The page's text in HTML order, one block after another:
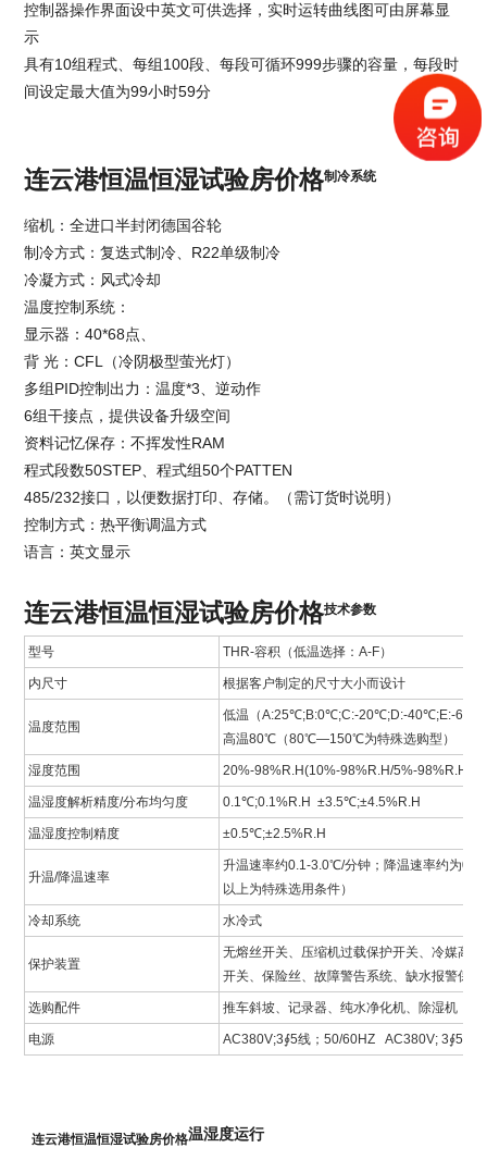
控制器操作界面设中英文可供选择，实时运转曲线图可由屏幕显
示
具有10组程式、每组100段、每段可循环999步骤的容量，每段时
间设定最大值为99小时59分
连云港恒温恒湿试验房价格制冷系统
缩机：全进口半封闭德国谷轮
制冷方式：复迭式制冷、R22单级制冷
冷凝方式：风式冷却
温度控制系统：
显示器：40*68点、
背 光：CFL（冷阴极型萤光灯）
多组PID控制出力：温度*3、逆动作
6组干接点，提供设备升级空间
资料记忆保存：不挥发性RAM
程式段数50STEP、程式组50个PATTEN
485/232接口，以便数据打印、存储。（需订货时说明）
控制方式：热平衡调温方式
语言：英文显示
连云港恒温恒湿试验房价格技术参数
型号 THR-容积（低温选择：A-F）
内尺寸 根据客户制定的尺寸大小而设计
温度范围
低温（A:25℃;B:0℃;C:-20℃;D:-40℃;E:-
高温80℃（80℃—150℃为特殊选购型）
湿度范围 20%-98%R.H(10%-98%R.H/5%-98%R.H.
温湿度解析精度/分布均匀度 0.1℃;0.1%R.H ±3.5℃;±4.5%R.H
温湿度控制精度 ±0.5℃;±2.5%R.H
升温/降温速率
升温速率约0.1-3.0℃/分钟；降温速率约为
以上为特殊选用条件）
冷却系统 水冷式
保护装置
无熔丝开关、压缩机过载保护开关、冷媒高
开关、保险丝、故障警告系统、缺水报警保护
选购配件 推车斜坡、记录器、纯水净化机、除湿机
电源 AC380V;3∮5线；50/60HZ AC380V;
连云港恒温恒湿试验房价格温湿度运行